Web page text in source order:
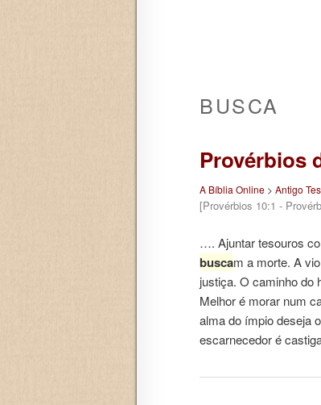
BUSCA
Provérbios
A Bíblia Online > Antigo
[Provérbios 10:1 -
…. Ajuntar tesouros
buscam a morte. A
justiça. O caminho do
Melhor é morar num
alma do ímpio deseja
escarnecedor é